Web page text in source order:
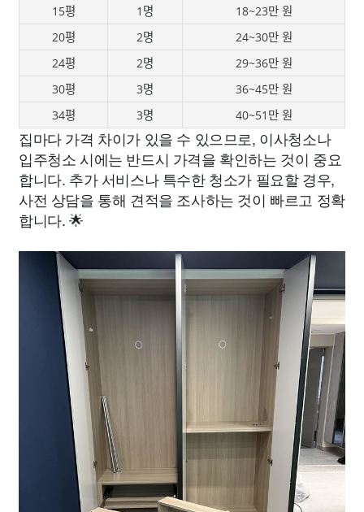
15평
1명
18~23만 원
20평
2명
24~30만 원
24평
2명
29~36만 원
30평
3명
36~45만 원
34평
3명 40~51만 원
집마다 가격 차이가 있을 수 있으므로, 이사청소나
입주청소 시에는 반드시 가격을 확인하는 것이 중요
합니다. 추가 서비스나 특수한 청소가 필요할 경우,
사전 상담을 통해 견적을 조사하는 것이 빠르고 정확
합니다. 🌟